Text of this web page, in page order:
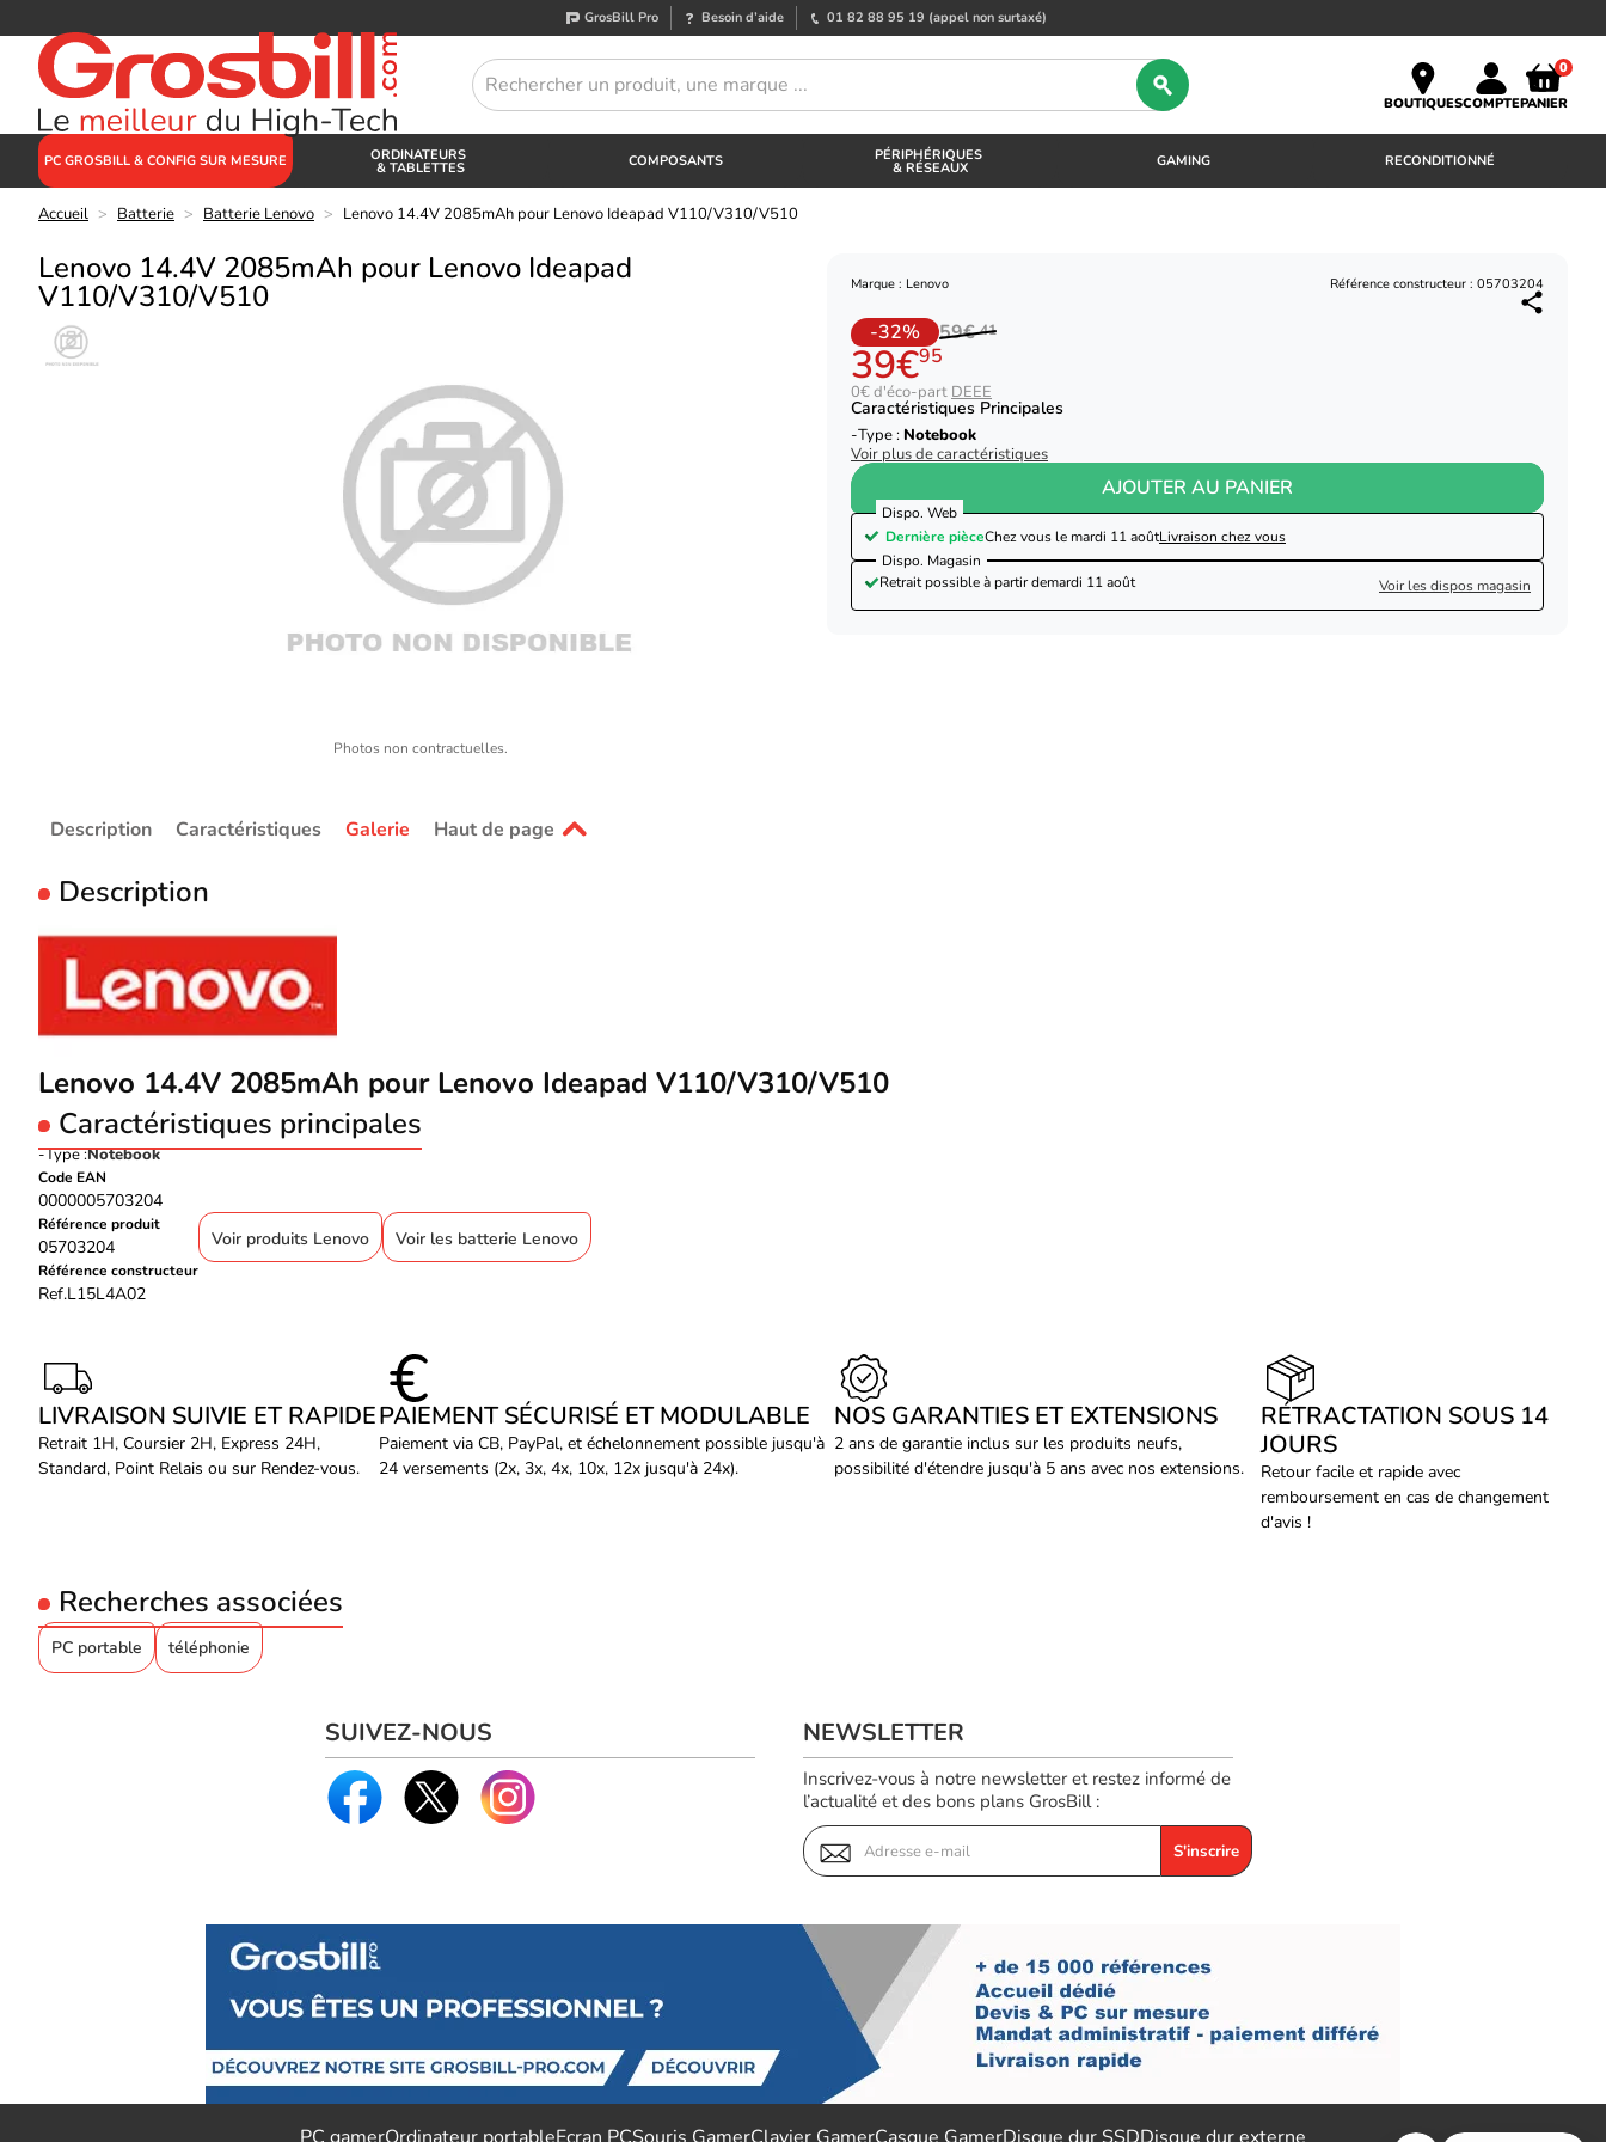
GrosBill Pro Besoin d’aide 01 82 88 95 19 (appel non surtaxé)
BOUTIQUESCOMPTE
0
PANIER
PC GROSBILL & CONFIG SUR MESURE ORDINATEURS
& TABLETTES COMPOSANTS PÉRIPHÉRIQUES
& RÉSEAUX GAMING RECONDITIONNÉ
Accueil > Batterie > Batterie Lenovo > Lenovo 14.4V 2085mAh pour Lenovo Ideapad V110/V310/V510
Lenovo 14.4V 2085mAh pour Lenovo Ideapad
V110/V310/V510
Photos non contractuelles.
Marque : Lenovo Référence constructeur : 05703204
-32% 59€ 41
39€95
0€ d'éco-part DEEE
Caractéristiques Principales
Type : Notebook
Voir plus de caractéristiques
AJOUTER AU PANIER
Dispo. Web
Dernière pièceChez vous le mardi 11 aoûtLivraison chez vous
Dispo. Magasin
Retrait possible à partir demardi 11 août Voir les dispos magasin
Description Caractéristiques Galerie Haut de page
Description
Lenovo 14.4V 2085mAh pour Lenovo Ideapad V110/V310/V510
Caractéristiques principales
Type :Notebook
Code EAN
0000005703204
Référence produit
05703204
Référence constructeur
Ref.L15L4A02
Voir produits Lenovo Voir les batterie Lenovo
LIVRAISON SUIVIE ET RAPIDE
Retrait 1H, Coursier 2H, Express 24H,
Standard, Point Relais ou sur Rendez-vous.
PAIEMENT SÉCURISÉ ET MODULABLE
Paiement via CB, PayPal, et échelonnement possible jusqu'à
24 versements (2x, 3x, 4x, 10x, 12x jusqu'à 24x).
NOS GARANTIES ET EXTENSIONS
2 ans de garantie inclus sur les produits neufs,
possibilité d'étendre jusqu'à 5 ans avec nos extensions.
RÉTRACTATION SOUS 14
JOURS
Retour facile et rapide avec
remboursement en cas de changement
d'avis !
Recherches associées
PC portable téléphonie
SUIVEZ-NOUS NEWSLETTER
Inscrivez-vous à notre newsletter et restez informé de
l’actualité et des bons plans GrosBill :
S'inscrire